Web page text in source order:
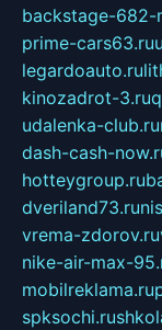
backstage-682-
prime-cars63.ru
legardoauto.ru
kinozadrot-3.ru
udalenka-club.ru
dash-cash-
hotteygroup.ru
dveriland73.ru
vrema-zdorov.ru
nike-air-max-
mobilreklama.ru
spksochi.ru